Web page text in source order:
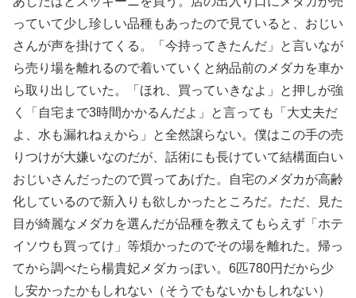
っていて少し珍しい品種もあったので見ていると、おじい
さんが声を掛けてくる。「今持ってきたんだ」と言いなが
ら売り場を離れるので着いていくと納品前のメダカを車か
ら取り出していた。「ほれ、買っていきなよ」と押しが強
く「自宅まで3時間かかるんだよ」と言っても「大丈夫だ
よ、水も漏れねぇから」と全然譲らない。僕はこの手の売
りつけが大嫌いなのだが、話術にも長けていて結構面白い
おじいさんだったので買ってあげた。自宅のメダカが高齢
化しているので新入りも欲しかったところだ。ただ、見た
目が綺麗なメダカを選んだが品種を教えてもらえず「ホテ
イソウも買ってけ」等煩かったのでその場を離れた。帰っ
てから調べたら楊貴妃メダカっぽい。6匹780円だから少
し安かったかもしれない（そうでもないかもしれない）